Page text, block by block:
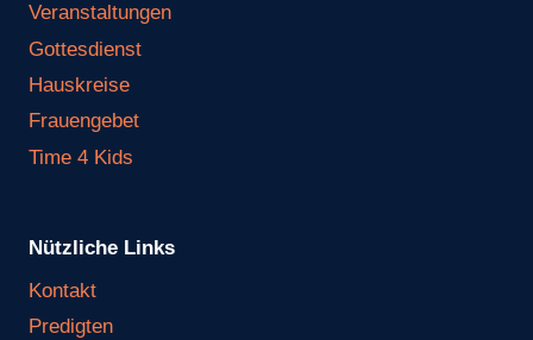
Veranstaltungen
Gottesdienst
Hauskreise
Frauengebet
Time 4 Kids
Nützliche Links
Kontakt
Predigten